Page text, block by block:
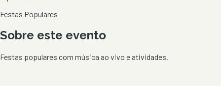
Festas Populares
Sobre este evento
Festas populares com música ao vivo e atividades.